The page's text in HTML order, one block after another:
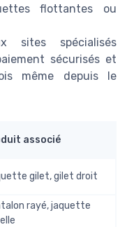
flottantes ou
sites spécialisés
sécurisés et
même depuis le
associé
gilet, gilet droit
rayé, jaquette